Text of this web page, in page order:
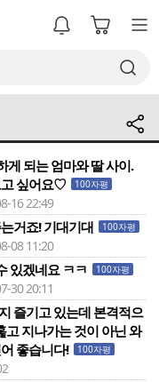
게 되는 엄마와 딸 사이.
고 싶어요♡
100자평
16 22:49
거죠! 기대기대 100자평
08 11:20
있겠네요 ㅋㅋ 100자평
30 20:11
즐기고 있는데 본격적으
고 지나가는 것이 아닌 와
좋습니다!
100자평